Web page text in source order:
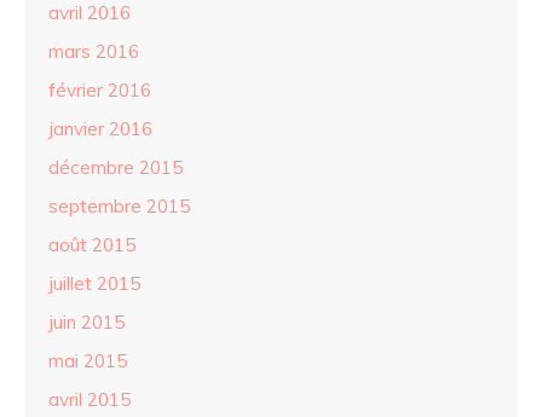
avril 2016
mars 2016
février 2016
janvier 2016
décembre 2015
septembre 2015
août 2015
juillet 2015
juin 2015
mai 2015
avril 2015